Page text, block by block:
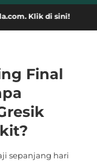
sini!
Final
sepanjang hari